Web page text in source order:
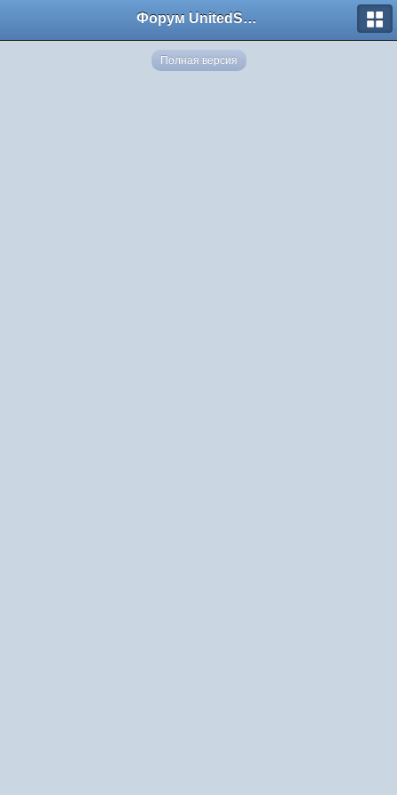
Форум UnitedSouth
Полная версия